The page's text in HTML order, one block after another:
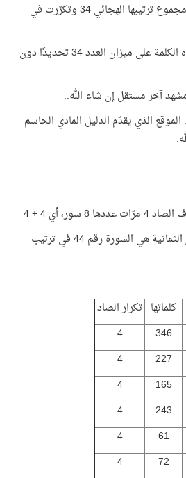
هذه هي أحرف كلمة (بِآيَاتِ) مجموع ترتيبها الهجائي 34 وتكرّرت في
ولكن لماذا توافقت أحرف هذه الكلمة على ميزان العدد 34 تحديدًا دون
آخر مستقل إن شاء الله..
الذي يقدّم الدليل المادي الحاسم
سور، أي 4 + 4
والعجيب أن أولى هذه السور الثمانية هي السورة رقم 44 في ترتيب
كلماتها تكرار الصاد
346
4
227
4
165
4
243
4
61
4
72
4